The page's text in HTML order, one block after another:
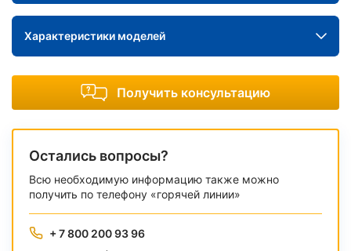
Характеристики моделей
Получить консультацию
Остались вопросы?
Всю необходимую информацию также можно
получить по телефону «горячей линии»
+ 7 800 200 93 96